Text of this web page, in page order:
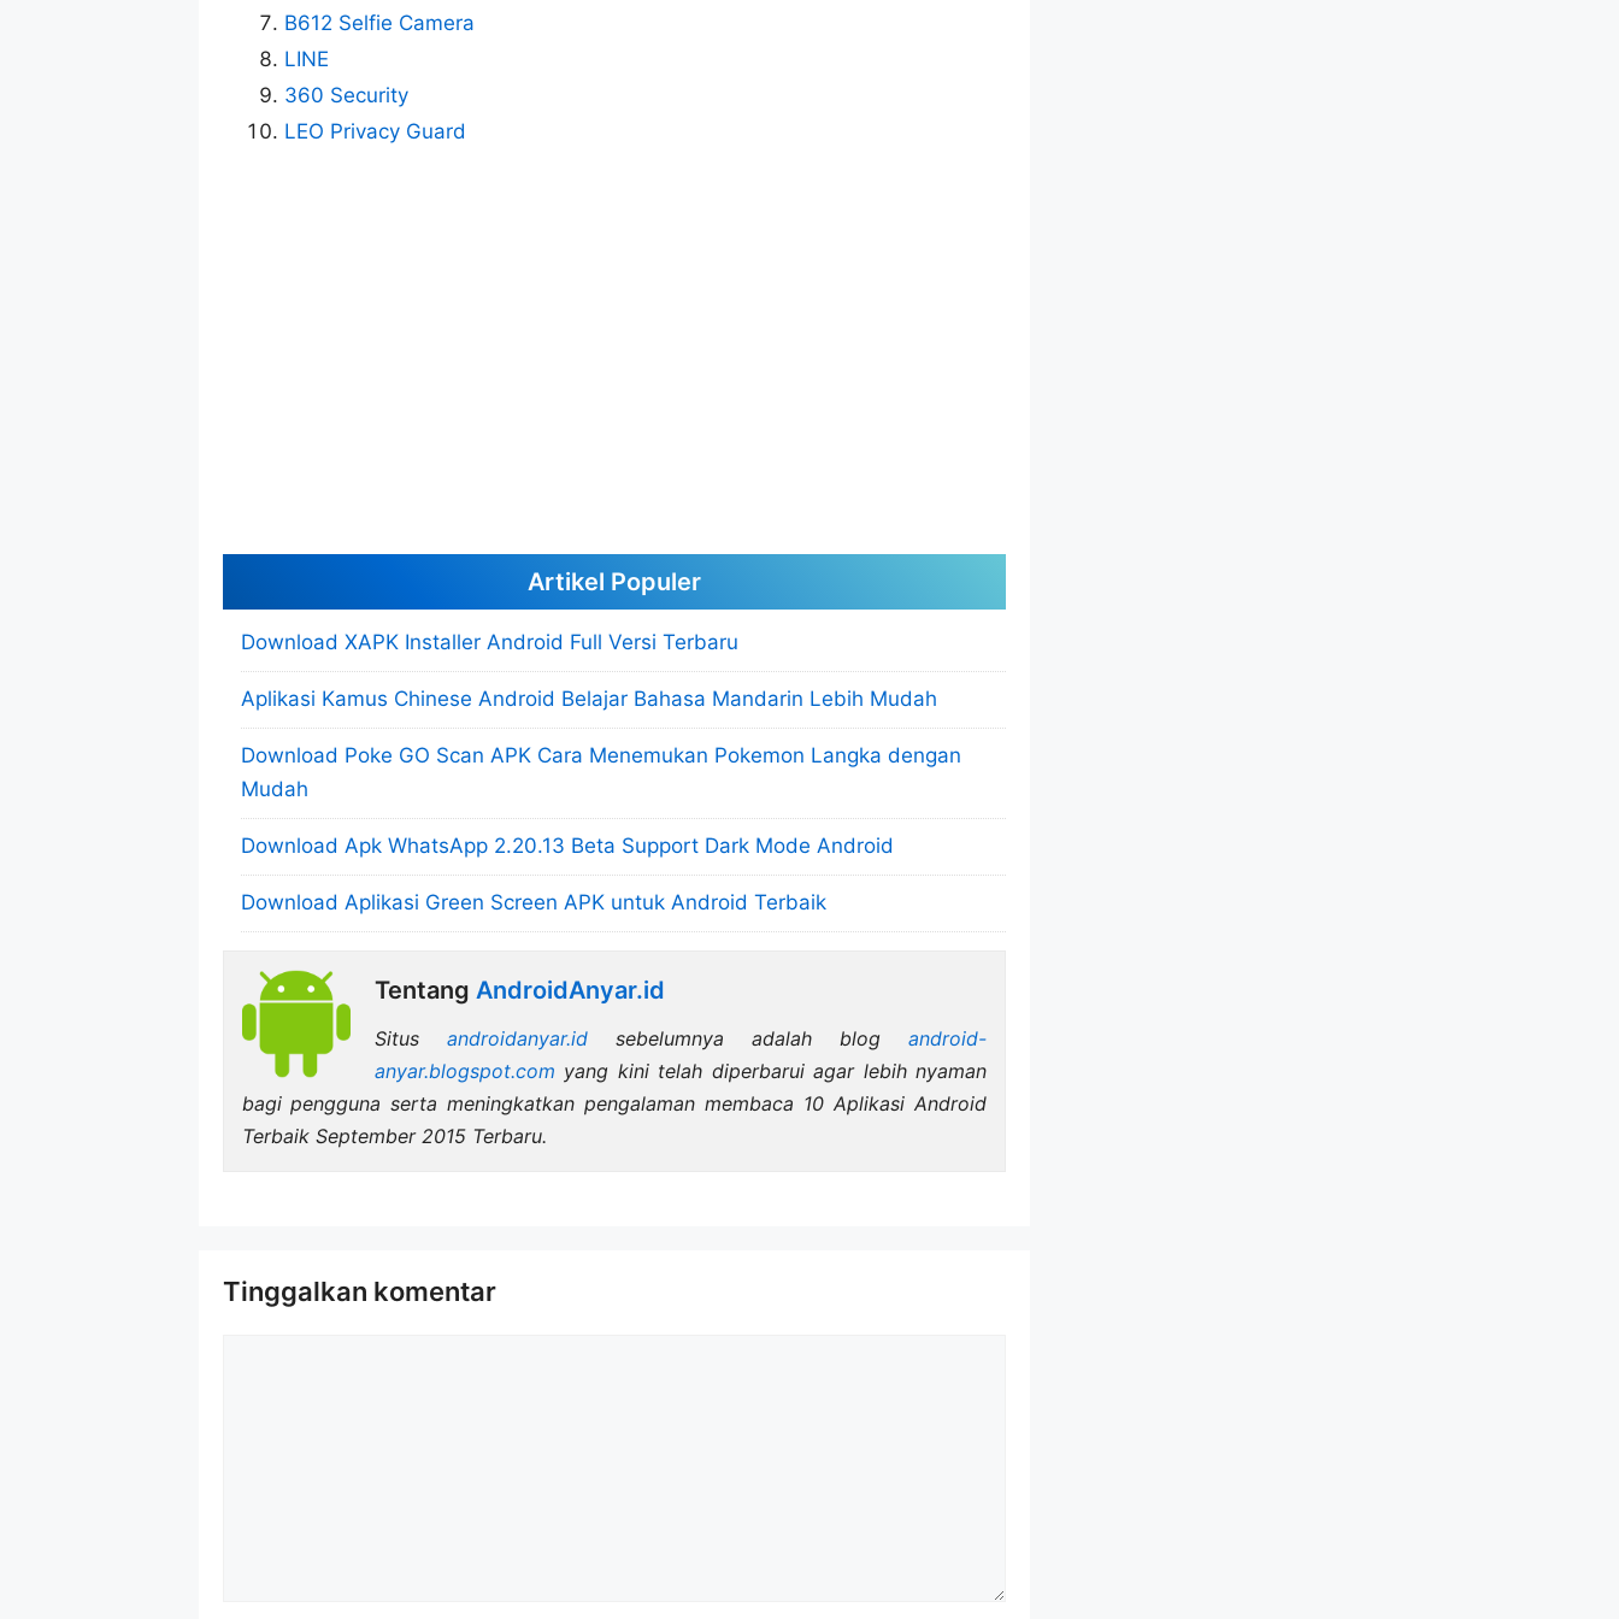
B612 Selfie Camera
LINE
360 Security
LEO Privacy Guard
Artikel Populer
Download XAPK Installer Android Full Versi Terbaru
Aplikasi Kamus Chinese Android Belajar Bahasa Mandarin Lebih Mudah
Download Poke GO Scan APK Cara Menemukan Pokemon Langka dengan
Mudah
Download Apk WhatsApp 2.20.13 Beta Support Dark Mode Android
Download Aplikasi Green Screen APK untuk Android Terbaik
Tentang AndroidAnyar.id
Situs androidanyar.idsebelumnya adalah blogandroid-
anyar.blogspot.com yang kini telah diperbarui agar lebih nyaman
bagi pengguna serta meningkatkan pengalaman membaca 10 Aplikasi Android
Terbaik September 2015 Terbaru.
Tinggalkan komentar